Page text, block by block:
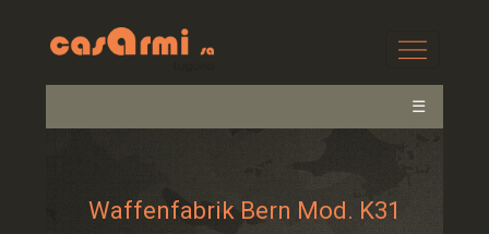
☰
Waffenfabrik Bern Mod. K31